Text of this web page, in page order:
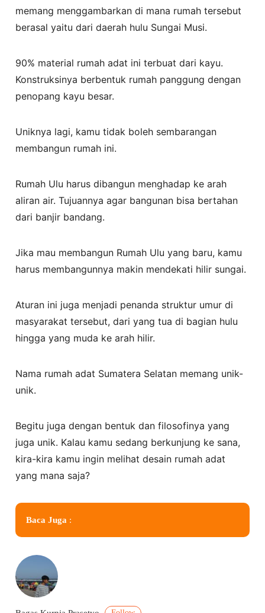
memang menggambarkan di mana rumah tersebut
berasal yaitu dari daerah hulu Sungai Musi.
90% material rumah adat ini terbuat dari kayu.
Konstruksinya berbentuk rumah panggung dengan
penopang kayu besar.
Uniknya lagi, kamu tidak boleh sembarangan
membangun rumah ini.
Rumah Ulu harus dibangun menghadap ke arah
aliran air. Tujuannya agar bangunan bisa bertahan
dari banjir bandang.
Jika mau membangun Rumah Ulu yang baru, kamu
harus membangunnya makin mendekati hilir sungai.
Aturan ini juga menjadi penanda struktur umur di
masyarakat tersebut, dari yang tua di bagian hulu
hingga yang muda ke arah hilir.
Nama rumah adat Sumatera Selatan memang unik-
unik.
Begitu juga dengan bentuk dan filosofinya yang
juga unik. Kalau kamu sedang berkunjung ke sana,
kira-kira kamu ingin melihat desain rumah adat
yang mana saja?
Baca Juga :